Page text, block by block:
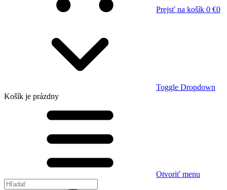
Prejsť na košík 0 €0
Toggle Dropdown
Košík je prázdny
Otvoriť menu